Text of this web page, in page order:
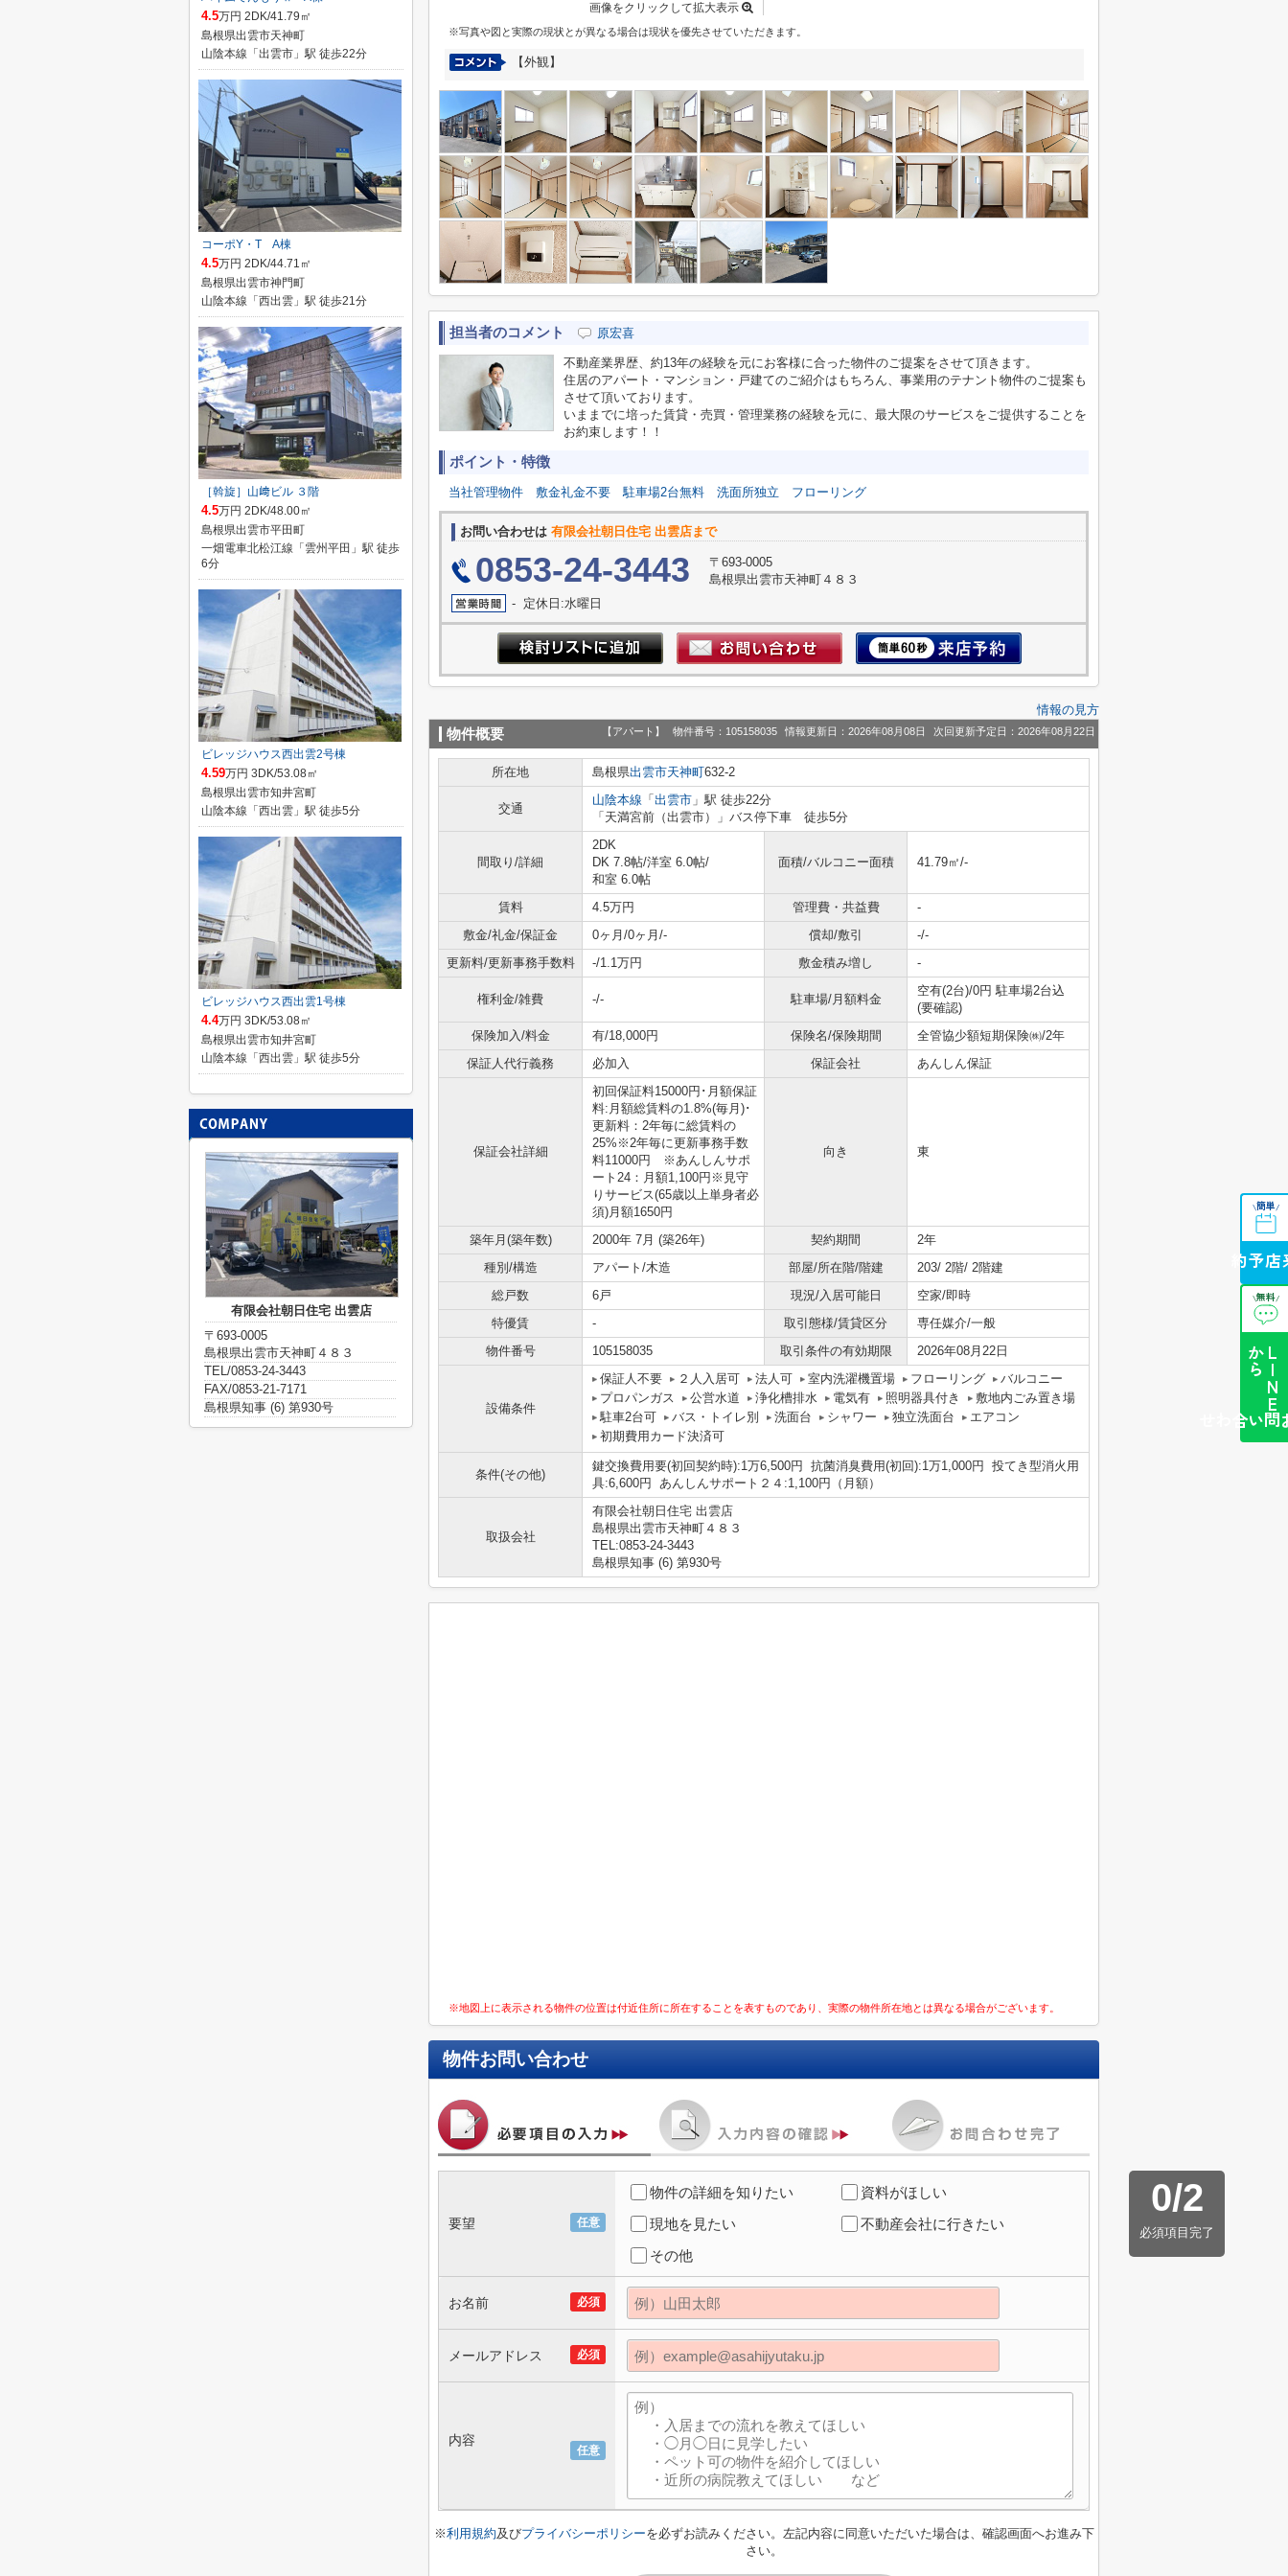
画像をクリックして拡大表示
※写真や図と実際の現状とが異なる場合は現状を優先させていただきます。
【外観】
担当者のコメント 原宏喜
不動産業界歴、約13年の経験を元にお客様に合った物件のご提案をさせて頂きます。
住居のアパート・マンション・戸建てのご紹介はもちろん、事業用のテナント物件のご提案も
させて頂いております。
いままでに培った賃貸・売買・管理業務の経験を元に、最大限のサービスをご提供することを
お約束します！！
ポイント・特徴
当社管理物件 敷金礼金不要 駐車場2台無料 洗面所独立 フローリング
お問い合わせは 有限会社朝日住宅 出雲店まで
0853-24-3443
〒693-0005
島根県出雲市天神町４８３
- 定休日:水曜日
情報の見方
物件概要 【アパート】 物件番号：105158035 情報更新日：2026年08月08日 次回更新予定日：2026年08月22日
所在地 島根県出雲市天神町632-2
交通
山陰本線 「 出雲市 」駅 徒歩22分
「天満宮前（出雲市）」バス停下車 徒歩5分
間取り/詳細
2DK
DK 7.8帖/洋室 6.0帖/
和室 6.0帖
面積/バルコニー面積 41.79㎡/-
賃料 4.5万円 管理費・共益費
-
敷金/礼金/保証金
0ヶ月/0ヶ月/- 償却/敷引
-/-
更新料/更新事務手数料
-/1.1万円 敷金積み増し -
権利金/雑費 -/- 駐車場/月額料金
空有(2台)/0円 駐車場2台込
(要確認)
保険加入/料金
有/18,000円 保険名/保険期間
全管協少額短期保険㈱/2年
保証人代行義務
必加入 保証会社 あんしん保証
保証会社詳細
初回保証料15000円･月額保証
料:月額総賃料の1.8%(毎月)･
更新料：2年毎に総賃料の
25%※2年毎に更新事務手数
料11000円 ※あんしんサポ
ート24：月額1,100円※見守
りサービス(65歳以上単身者必
須)月額1650円
向き 東
築年月(築年数) 2000年 7月 (築26年) 契約期間
2年
種別/構造
アパート/木造 部屋/所在階/階建
203/ 2階/ 2階建
総戸数
6戸 現況/入居可能日
空家/即時
特優賃
- 取引態様/賃貸区分
専任媒介/一般
物件番号
105158035 取引条件の有効期限 2026年08月22日
設備条件
保証人不要 ２人入居可 法人可 室内洗濯機置場 フローリング
バルコニー
プロパンガス
公営水道 浄化槽排水 電気有 照明器具付き
敷地内ごみ置き場
駐車2台可
バス・トイレ別 洗面台 シャワー 独立洗面台
エアコン
初期費用カード決済可
条件(その他)
鍵交換費用要(初回契約時):1万6,500円 抗菌消臭費用(初回):1万1,000円 投てき型消火用
具:6,600円 あんしんサポート２４:1,100円（月額）
取扱会社
有限会社朝日住宅 出雲店
島根県出雲市天神町４８３
TEL:0853-24-3443
島根県知事 (6) 第930号
※地図上に表示される物件の位置は付近住所に所在することを表すものであり、実際の物件所在地とは異なる場合がございます。
物件お問い合わせ
0/2
必須項目完了
任意
要望
物件の詳細を知りたい
資料がほしい
現地を見たい
不動産会社に行きたい
その他
必須
お名前
必須
メールアドレス
任意
内容
※利用規約及びプライバシーポリシーを必ずお読みください。左記内容に同意いただいた場合は、確認画面へお進み下
さい。
4.5万円 2DK/41.79㎡
島根県出雲市天神町
山陰本線「出雲市」駅 徒歩22分
コーポY・T A棟
4.5万円 2DK/44.71㎡
島根県出雲市神門町
山陰本線「西出雲」駅 徒歩21分
［斡旋］山﨑ビル ３階
4.5万円 2DK/48.00㎡
島根県出雲市平田町
一畑電車北松江線「雲州平田」駅 徒歩
6分
ビレッジハウス西出雲2号棟
4.59万円 3DK/53.08㎡
島根県出雲市知井宮町
山陰本線「西出雲」駅 徒歩5分
ビレッジハウス西出雲1号棟
4.4万円 3DK/53.08㎡
島根県出雲市知井宮町
山陰本線「西出雲」駅 徒歩5分
有限会社朝日住宅 出雲店
〒693-0005
島根県出雲市天神町４８３
TEL/0853-24-3443
FAX/0853-21-7171
島根県知事 (6) 第930号
\簡単/
来店予約
\無料/
L
I
N
E
か
ら